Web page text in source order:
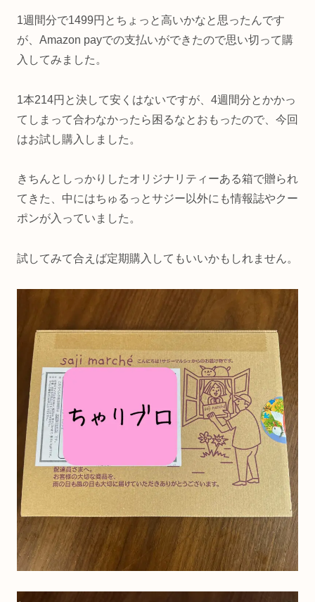
1週間分で1499円とちょっと高いかなと思ったんです
が、Amazon payでの支払いができたので思い切って購
入してみました。
1本214円と決して安くはないですが、4週間分とかかっ
てしまって合わなかったら困るなとおもったので、今回
はお試し購入しました。
きちんとしっかりしたオリジナリティーある箱で贈られ
てきた、中にはちゅるっとサジー以外にも情報誌やクー
ポンが入っていました。
試してみて合えば定期購入してもいいかもしれません。